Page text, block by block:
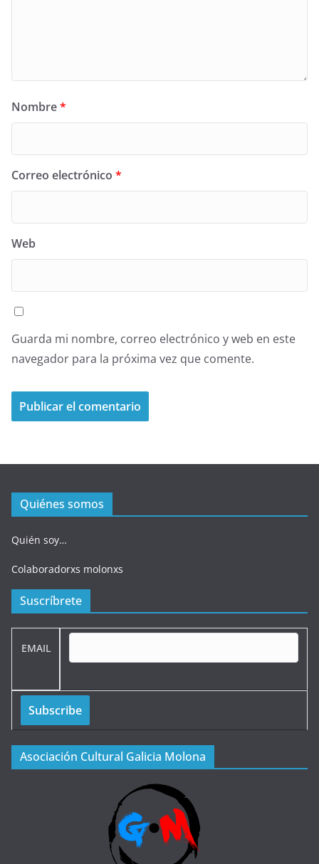
Nombre*
Correo electrónico *
Web
Guarda mi nombre, correo electrónico y web en este
navegador para la próxima vez que comente.
Quiénes somos
Quién soy…
Colaboradorxs molonxs
Suscríbrete
EMAIL
Asociación Cultural Galicia Molona